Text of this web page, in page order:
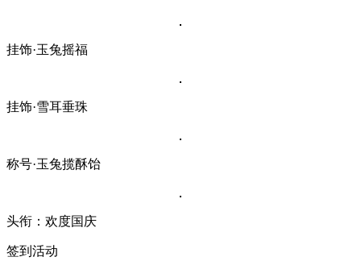
挂饰·玉兔摇福
挂饰·雪耳垂珠
称号·玉兔揽酥饴
头衔：欢度国庆
签到活动